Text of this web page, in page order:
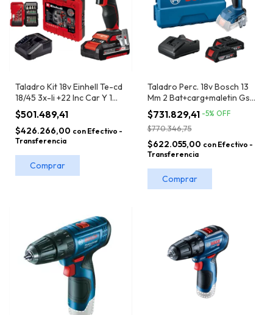
Taladro Kit 18v Einhell Te-cd
18/45 3x-li +22 Inc Car Y 1
Bat 2 Ah
$501.489,41
$426.266,00 con Efectivo -
Transferencia
Taladro Perc. 18v Bosch 13
Mm 2 Bat+carg+maletin Gsb
18v-50
$731.829,41 -5% OFF
$770.346,75
$622.055,00 con Efectivo -
Transferencia